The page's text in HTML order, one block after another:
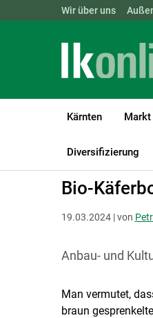
Wir über uns
Kärnten
Diversifizierung
LK Kärnten Bio Bio
Bio-
19.03.2024 | von
Anbau- und
Man vermutet,
braun